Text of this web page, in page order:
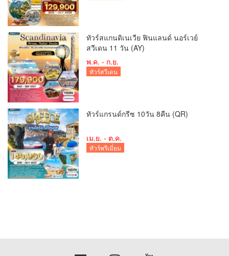
ทัวร์สแกนดิเนเวีย ฟินแลนด์ นอร์เวย์
สวีเดน 11 วัน (AY)
พ.ค. - ก.ย.
ทัวร์สวีเดน
ทัวร์แกรนด์กรีซ 10วัน 8คืน (QR)
เม.ย. - ต.ค.
ทัวร์พรีเมี่ยม